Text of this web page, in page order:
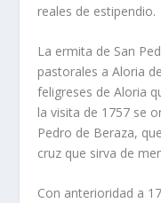
reales de estipendio.
La ermita de San
pastorales a Aloria
feligreses de Aloria
la visita de 1757 se
Pedro de Beraza,
cruz que sirva de
Con anterioridad a